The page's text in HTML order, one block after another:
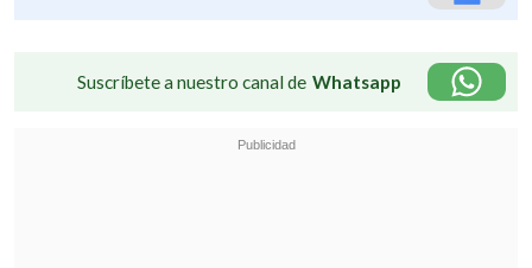
Suscríbete a nuestro canal de Whatsapp